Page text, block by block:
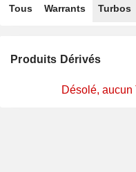
Tous Warrants Turbos
Produits Dérivés
Désolé,